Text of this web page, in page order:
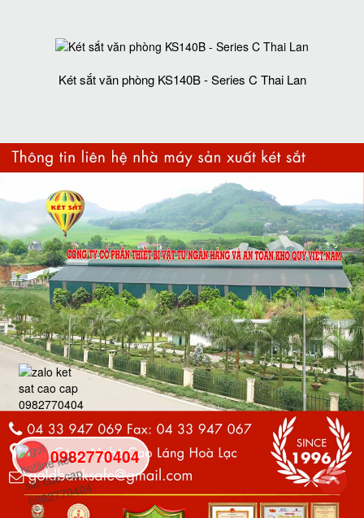
Két sắt văn phòng KS140B - Series C Thai Lan
0982770404
back